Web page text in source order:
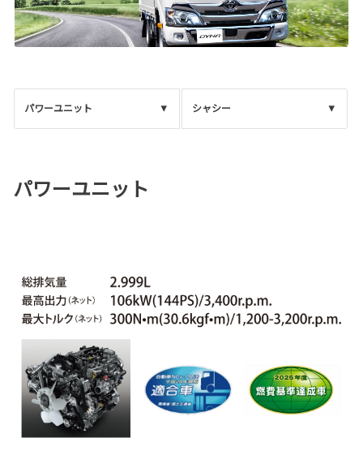
パワーユニット シャシー
パワーユニット